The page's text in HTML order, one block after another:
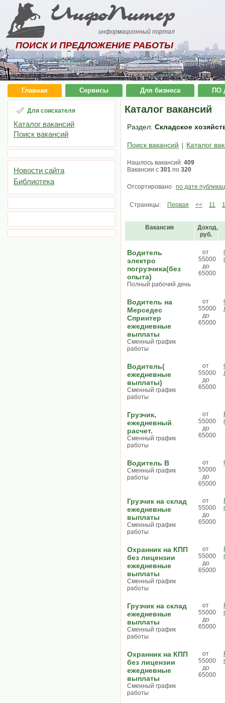
ИнфоПитер
информационный портал
ПОИСК И ПРЕДЛОЖЕНИЕ РАБОТЫ
Главная Сервисы Для бизнеса ПО
Для соискателя
Каталог вакансий
Поиск вакансий
Новости сайта
Библиотека
Каталог вакансий
Раздел: Складское
Поиск вакансий Каталог
Нашлось вакансий: 409
Вакансии с 301 по 320
Отсортировано по дате
Страницы: Первая << 11
Вакансия
Доход,
руб.
Водитель
электро
погрузчика(без
опыта)
Полный рабочий день
от
55000
до
65000
Водитель на
Мерседес
Спринтер
ежедневные
выплаты
Сменный график
работы
от
55000
до
65000
Водитель(
ежедневные
выплаты)
Сменный график
работы
от
55000
до
65000
Грузчик,
ежедневный
расчет.
Сменный график
работы
от
55000
до
65000
Водитель В
Сменный график
работы
от
55000
до
65000
Грузчик на склад
ежедневные
выплаты
Сменный график
работы
от
55000
до
65000
Охранник на КПП
без лицензии
ежедневные
выплаты
Сменный график
работы
от
55000
до
65000
Грузчик на склад
ежедневные
выплаты
Сменный график
работы
от
55000
до
65000
Охранник на КПП
без лицензии
ежедневные
выплаты
Сменный график
работы
от
55000
до
65000